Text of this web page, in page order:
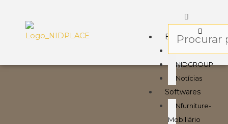
Empresa
NIDGROUP
Notícias
Softwares
Nfurniture-
Mobiliário